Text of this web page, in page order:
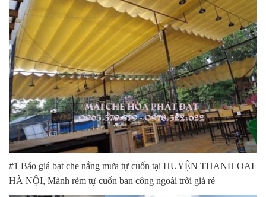
#1 Báo giá bạt che nắng mưa tự cuốn tại HUYỆN THANH OAI
HÀ NỘI, Mành rèm tự cuốn ban công ngoài trời giá rẻ